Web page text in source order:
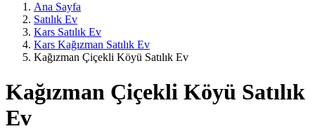
Ana Sayfa
Satılık Ev
Kars Satılık Ev
Kars Kağızman Satılık Ev
Kağızman Çiçekli Köyü Satılık Ev
Kağızman Çiçekli Köyü Satılık
Ev